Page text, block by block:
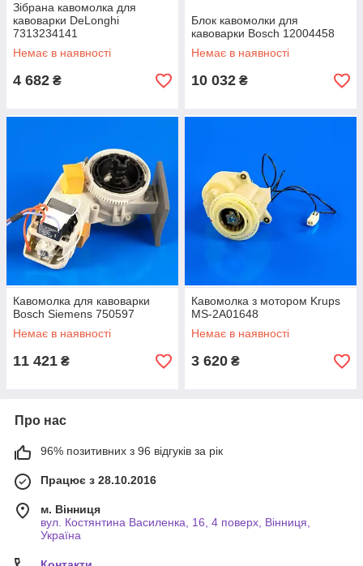
Зібрана кавомолка для
кавоварки DeLonghi
7313234141
Немає в наявності
4 682 ₴
Блок кавомолки для
кавоварки Bosch 12004458
Немає в наявності
10 032 ₴
Кавомолка для кавоварки
Bosch Siemens 750597
Немає в наявності
11 421 ₴
Кавомолка з мотором Krups
MS-2A01648
Немає в наявності
3 620 ₴
Про нас
96% позитивних з 96 відгуків за рік
Працює з 28.10.2016
м. Вінниця
вул. Костянтина Василенка, 16, 4 поверх, Вінниця,
Україна